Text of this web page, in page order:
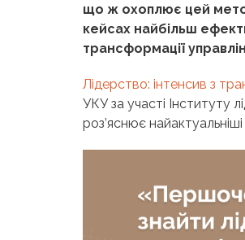
що ж охоплює цей
кейсах найбільш
трансформації
Лідерство: інтенсив з
УКУ за участі Інституту
роз’яснює